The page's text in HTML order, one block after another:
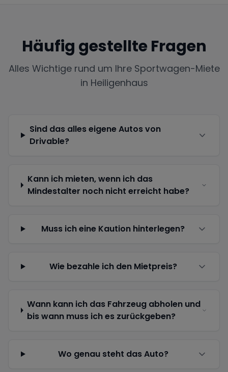
Häufig gestellte Fragen
Alles Wichtige rund um Ihre Sportwagen-Miete
in Heiligenhaus
Sind das alles eigene Autos von
Drivable?
Kann ich mieten, wenn ich das
Mindestalter noch nicht erreicht habe?
Muss ich eine Kaution hinterlegen?
Wie bezahle ich den Mietpreis?
Wann kann ich das Fahrzeug abholen und
bis wann muss ich es zurückgeben?
Wo genau steht das Auto?